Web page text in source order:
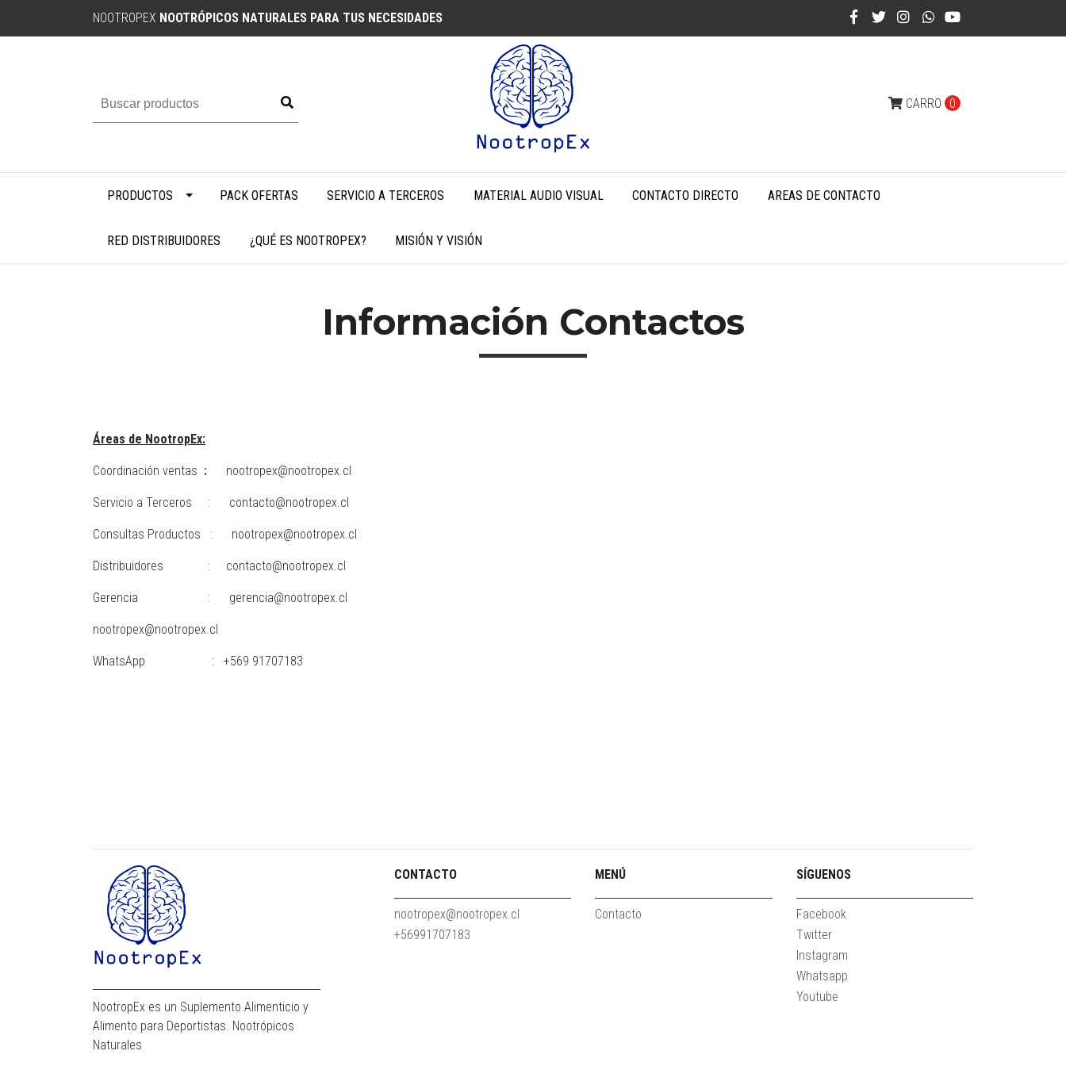
NOOTROPEX NOOTRÓPICOS NATURALES PARA TUS NECESIDADES
CARRO 0
PRODUCTOS PACK OFERTAS SERVICIO A TERCEROS MATERIAL AUDIO VISUAL CONTACTO DIRECTO AREAS DE CONTACTO
RED DISTRIBUIDORES ¿QUÉ ES NOOTROPEX? MISIÓN Y VISIÓN
Información Contactos
Áreas de NootropEx:
Coordinación ventas : nootropex@nootropex.cl
Servicio a Terceros : contacto@nootropex.cl
Consultas Productos : nootropex@nootropex.cl
Distribuidores : contacto@nootropex.cl
Gerencia : gerencia@nootropex.cl
nootropex@nootropex.cl
WhatsApp : +569 91707183
NootropEx es un Suplemento Alimenticio y
Alimento para Deportistas. Nootrópicos
Naturales
CONTACTO
nootropex@nootropex.cl
+56991707183
MENÚ
Contacto
SÍGUENOS
Facebook
Twitter
Instagram
Whatsapp
Youtube